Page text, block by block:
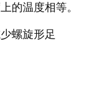
的温度相等。
螺旋形足